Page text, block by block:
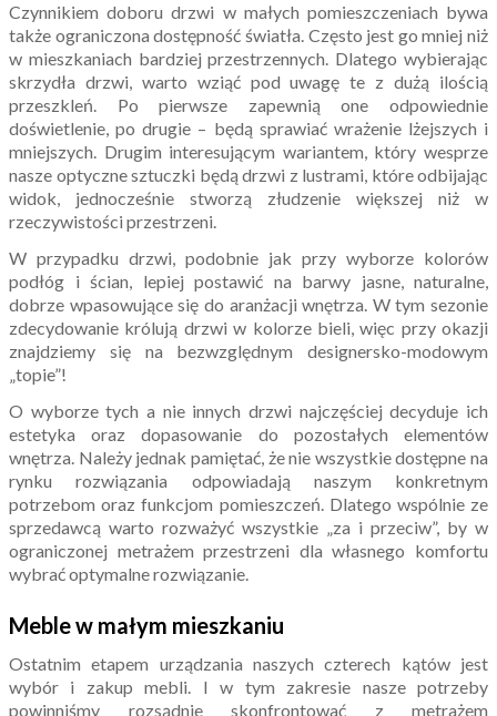
Czynnikiem doboru drzwi w małych pomieszczeniach bywa
także ograniczona dostępność światła. Często jest go mniej niż
w mieszkaniach bardziej przestrzennych. Dlatego wybierając
skrzydła drzwi, warto wziąć pod uwagę te z dużą ilością
przeszkleń. Po pierwsze zapewnią one odpowiednie
doświetlenie, po drugie – będą sprawiać wrażenie lżejszych i
mniejszych. Drugim interesującym wariantem, który wesprze
nasze optyczne sztuczki będą drzwi z lustrami, które odbijając
widok, jednocześnie stworzą złudzenie większej niż w
rzeczywistości przestrzeni.
W przypadku drzwi, podobnie jak przy wyborze kolorów
podłóg i ścian, lepiej postawić na barwy jasne, naturalne,
dobrze wpasowujące się do aranżacji wnętrza. W tym sezonie
zdecydowanie królują drzwi w kolorze bieli, więc przy okazji
znajdziemy się na bezwzględnym designersko-modowym
„topie”!
O wyborze tych a nie innych drzwi najczęściej decyduje ich
estetyka oraz dopasowanie do pozostałych elementów
wnętrza. Należy jednak pamiętać, że nie wszystkie dostępne na
rynku rozwiązania odpowiadają naszym konkretnym
potrzebom oraz funkcjom pomieszczeń. Dlatego wspólnie ze
sprzedawcą warto rozważyć wszystkie „za i przeciw”, by w
ograniczonej metrażem przestrzeni dla własnego komfortu
wybrać optymalne rozwiązanie.
Meble w małym mieszkaniu
Ostatnim etapem urządzania naszych czterech kątów jest
wybór i zakup mebli. I w tym zakresie nasze potrzeby
powinniśmy rozsądnie skonfrontować z metrażem